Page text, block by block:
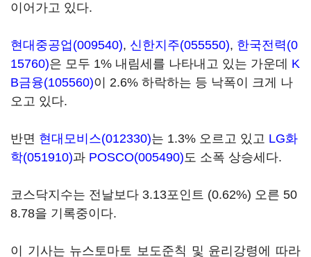
이어가고 있다.
현대중공업(009540), 신한지주(055550), 한국전력(0
15760)은 모두 1% 내림세를 나타내고 있는 가운데 K
B금융(105560)이 2.6% 하락하는 등 낙폭이 크게 나
오고 있다.
반면 현대모비스(012330)는 1.3% 오르고 있고 LG화
학(051910)과 POSCO(005490)도 소폭 상승세다.
코스닥지수는 전날보다 3.13포인트 (0.62%) 오른 50
8.78을 기록중이다.
이 기사는 뉴스토마토 보도준칙 및 윤리강령에 따라